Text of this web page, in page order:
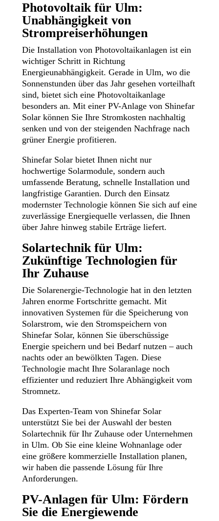
Photovoltaik für Ulm:
Unabhängigkeit von
Strompreiserhöhungen
Die Installation von Photovoltaikanlagen ist ein
wichtiger Schritt in Richtung
Energieunabhängigkeit. Gerade in Ulm, wo die
Sonnenstunden über das Jahr gesehen vorteilhaft
sind, bietet sich eine Photovoltaikanlage
besonders an. Mit einer PV-Anlage von Shinefar
Solar können Sie Ihre Stromkosten nachhaltig
senken und von der steigenden Nachfrage nach
grüner Energie profitieren.
Shinefar Solar bietet Ihnen nicht nur
hochwertige Solarmodule, sondern auch
umfassende Beratung, schnelle Installation und
langfristige Garantien. Durch den Einsatz
modernster Technologie können Sie sich auf eine
zuverlässige Energiequelle verlassen, die Ihnen
über Jahre hinweg stabile Erträge liefert.
Solartechnik für Ulm:
Zukünftige Technologien für
Ihr Zuhause
Die Solarenergie-Technologie hat in den letzten
Jahren enorme Fortschritte gemacht. Mit
innovativen Systemen für die Speicherung von
Solarstrom, wie den Stromspeichern von
Shinefar Solar, können Sie überschüssige
Energie speichern und bei Bedarf nutzen – auch
nachts oder an bewölkten Tagen. Diese
Technologie macht Ihre Solaranlage noch
effizienter und reduziert Ihre Abhängigkeit vom
Stromnetz.
Das Experten-Team von Shinefar Solar
unterstützt Sie bei der Auswahl der besten
Solartechnik für Ihr Zuhause oder Unternehmen
in Ulm. Ob Sie eine kleine Wohnanlage oder
eine größere kommerzielle Installation planen,
wir haben die passende Lösung für Ihre
Anforderungen.
PV-Anlagen für Ulm: Fördern
Sie die Energiewende